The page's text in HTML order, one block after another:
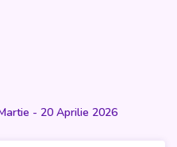
- 20 Aprilie 2026